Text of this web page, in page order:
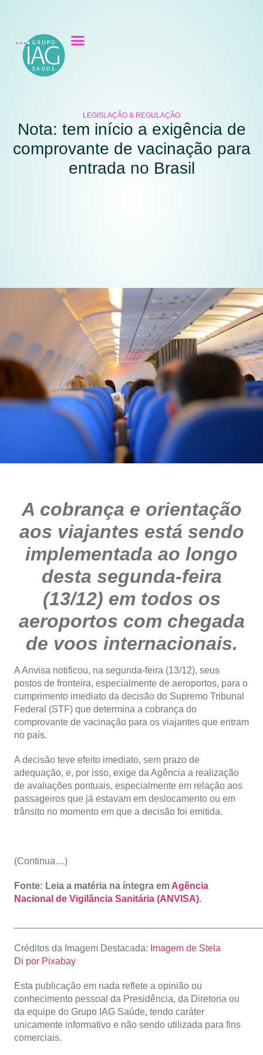
LEGISLAÇÃO & REGULAÇÃO
Nota: tem início a exigência de
comprovante de vacinação para
entrada no Brasil
A cobrança e orientação
aos viajantes está sendo
implementada ao longo
desta segunda-feira
(13/12) em todos os
aeroportos com chegada
de voos internacionais.
A Anvisa notificou, na segunda-feira (13/12), seus
postos de fronteira, especialmente de aeroportos, para o
cumprimento imediato da decisão do Supremo Tribunal
Federal (STF) que determina a cobrança do
comprovante de vacinação para os viajantes que entram
no país.
A decisão teve efeito imediato, sem prazo de
adequação, e, por isso, exige da Agência a realização
de avaliações pontuais, especialmente em relação aos
passageiros que já estavam em deslocamento ou em
trânsito no momento em que a decisão foi emitida.
(Continua…)
Fonte: Leia a matéria na íntegra em Agência
Nacional de Vigilância Sanitária (ANVISA).
Créditos da Imagem Destacada: Imagem de Stela
Di por Pixabay
Esta publicação em nada reflete a opinião ou
conhecimento pessoal da Presidência, da Diretoria ou
da equipe do Grupo IAG Saúde, tendo caráter
unicamente informativo e não sendo utilizada para fins
comerciais.